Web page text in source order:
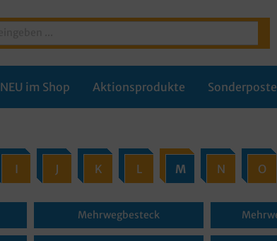
NEU im Shop Aktionsprodukte
I J K L M N O
Mehrwegbesteck